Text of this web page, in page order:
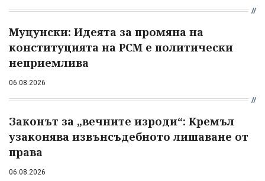
Муцунски: Идеята за промяна на
конституцията на РСМ е политически
неприемлива
06.08.2026
Законът за „вечните изроди“: Кремъл
узаконява извънсъдебното лишаване от
права
06.08.2026